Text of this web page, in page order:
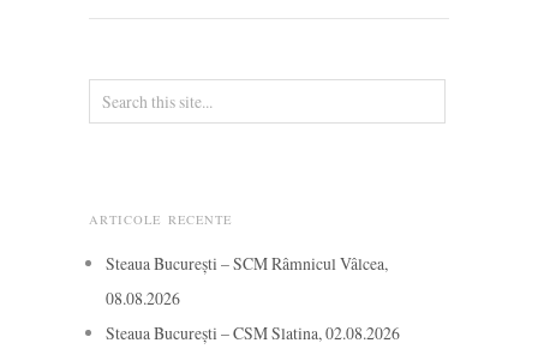
ARTICOLE RECENTE
Steaua București – SCM Râmnicul Vâlcea,
08.08.2026
Steaua București – CSM Slatina, 02.08.2026